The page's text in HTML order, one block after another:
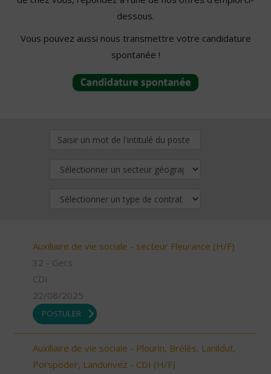
dessous.
Vous pouvez aussi nous transmettre votre candidature
spontanée !
Auxiliaire de vie sociale - secteur Fleurance (H/F)
32 - Gers
CDI
22/08/2025
POSTULER
Auxiliaire de vie sociale - Plourin, Brélès, Lanildut,
Porspoder, Landunvez - CDI (H/F)